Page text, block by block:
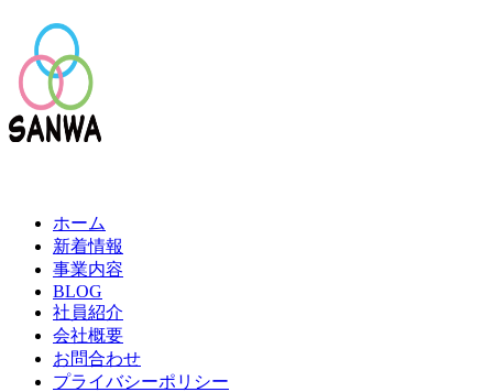
ホーム
新着情報
事業内容
BLOG
社員紹介
会社概要
お問合わせ
プライバシーポリシー